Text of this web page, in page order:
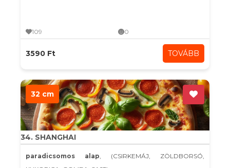
109 0
3590 Ft TOVÁBB
32 cm
34. SHANGHAI
paradicsomos alap, (CSIRKEMÁJ, ZÖLDBORSÓ,